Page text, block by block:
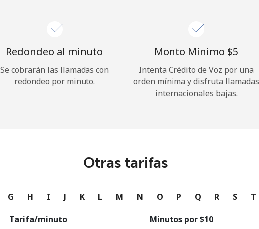
Continuar con
Redondeo al minuto
Se cobrarán las llamadas con
redondeo por minuto.
Monto Mínimo ⁦$5⁩
Intenta Crédito de Voz por una
orden mínima y disfruta llamadas
internacionales bajas.
Otras tarifas
G H I J K L M N O P Q R S T
Tarifa/minuto Minutos por ⁦$10⁩